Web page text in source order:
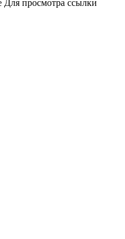
Для просмотра ссылки